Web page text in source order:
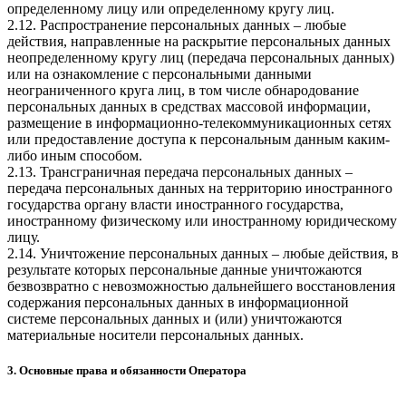
определенному лицу или определенному кругу лиц.
2.12. Распространение персональных данных – любые
действия, направленные на раскрытие персональных данных
неопределенному кругу лиц (передача персональных данных)
или на ознакомление с персональными данными
неограниченного круга лиц, в том числе обнародование
персональных данных в средствах массовой информации,
размещение в информационно-телекоммуникационных сетях
или предоставление доступа к персональным данным каким-
либо иным способом.
2.13. Трансграничная передача персональных данных –
передача персональных данных на территорию иностранного
государства органу власти иностранного государства,
иностранному физическому или иностранному юридическому
лицу.
2.14. Уничтожение персональных данных – любые действия, в
результате которых персональные данные уничтожаются
безвозвратно с невозможностью дальнейшего восстановления
содержания персональных данных в информационной
системе персональных данных и (или) уничтожаются
материальные носители персональных данных.
3. Основные права и обязанности Оператора